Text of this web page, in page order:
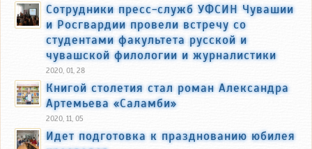
Сотрудники пресс-служб УФСИН Чувашии
и Росгвардии провели встречу со
студентами факультета русской и
чувашской филологии и журналистики
2020, 01, 28
Книгой столетия стал роман Александра
Артемьева «Саламби»
2020, 11, 05
Идет подготовка к празднованию юбилея